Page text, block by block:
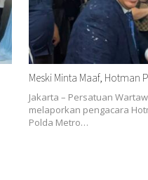
Meski Minta Maaf, Hotman
Jakarta – Persatuan
melaporkan pengacara
Polda Metro…